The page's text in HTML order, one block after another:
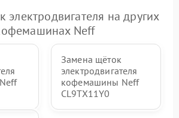
электродвигателя на других
Neff
Замена щёток
электродвигателя
кофемашины Neff
CL9TX11Y0